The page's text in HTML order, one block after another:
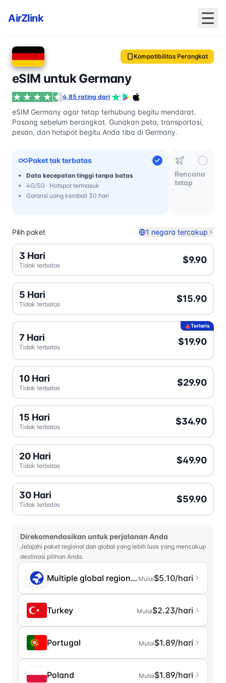
AirZlink
Kompatibilitas Perangkat
eSIM untuk Germany
4,85 rating dari
eSIM Germany agar tetap terhubung begitu mendarat.
Pasang sebelum berangkat. Gunakan peta, transportasi,
pesan, dan hotspot begitu Anda tiba di Germany.
Paket tak terbatas
Data kecepatan tinggi tanpa batas
4G/5G · Hotspot termasuk
Garansi uang kembali 30 hari
Rencana
tetap
Pilih paket 1 negara tercakup
3 Hari
Tidak terbatas
$9.90
5 Hari
Tidak terbatas
$15.90
Terlaris
7 Hari
Tidak terbatas
$19.90
10 Hari
Tidak terbatas
$29.90
15 Hari
Tidak terbatas
$34.90
20 Hari
Tidak terbatas
$49.90
30 Hari
Tidak terbatas
$59.90
Direkomendasikan untuk perjalanan Anda
Jelajahi paket regional dan global yang lebih luas yang mencakup
destinasi pilihan Anda.
Multiple global regions (incl. Chinese
Mulai$5.10/hari
Turkey Mulai$2.23/hari
Portugal Mulai$1.89/hari
Poland Mulai$1.89/hari